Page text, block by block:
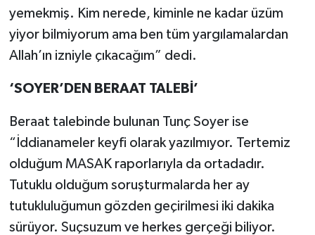
yemekmiş. Kim nerede, kiminle ne kadar üzüm
yiyor bilmiyorum ama ben tüm yargılamalardan
Allah’ın izniyle çıkacağım” dedi.
‘SOYER’DEN BERAAT TALEBİ’
Beraat talebinde bulunan Tunç Soyer ise
“İddianameler keyfi olarak yazılmıyor. Tertemiz
olduğum MASAK raporlarıyla da ortadadır.
Tutuklu olduğum soruşturmalarda her ay
tutukluluğumun gözden geçirilmesi iki dakika
sürüyor. Suçsuzum ve herkes gerçeği biliyor.